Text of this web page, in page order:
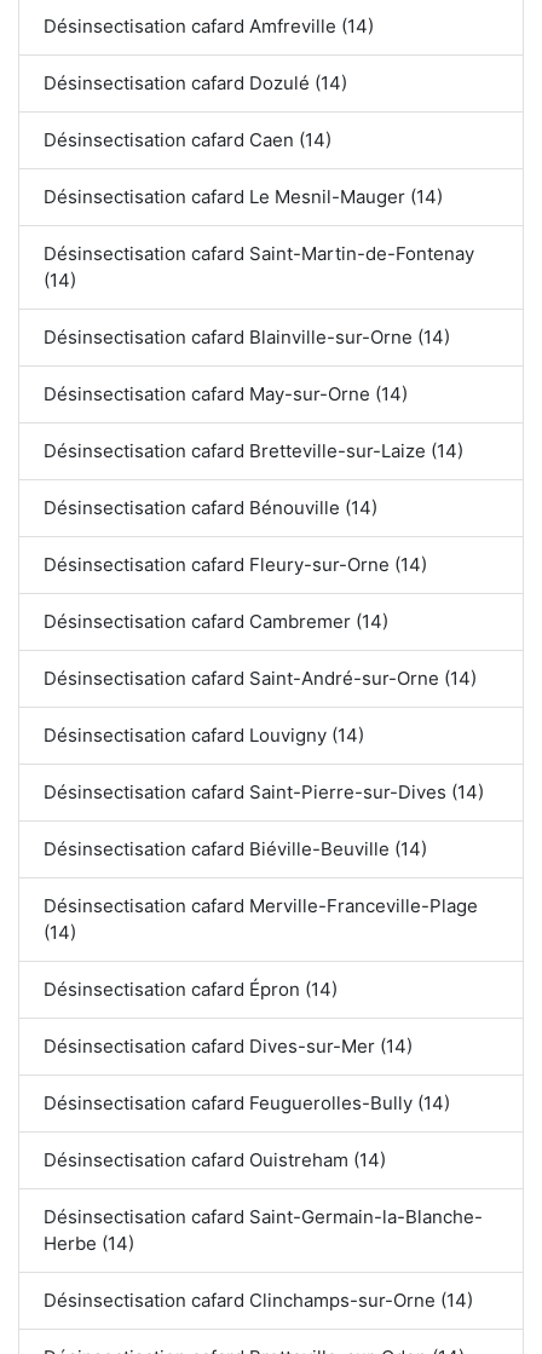
Désinsectisation cafard Amfreville (14)
Désinsectisation cafard Dozulé (14)
Désinsectisation cafard Caen (14)
Désinsectisation cafard Le Mesnil-Mauger (14)
Désinsectisation cafard Saint-Martin-de-Fontenay
(14)
Désinsectisation cafard Blainville-sur-Orne (14)
Désinsectisation cafard May-sur-Orne (14)
Désinsectisation cafard Bretteville-sur-Laize (14)
Désinsectisation cafard Bénouville (14)
Désinsectisation cafard Fleury-sur-Orne (14)
Désinsectisation cafard Cambremer (14)
Désinsectisation cafard Saint-André-sur-Orne (14)
Désinsectisation cafard Louvigny (14)
Désinsectisation cafard Saint-Pierre-sur-Dives (14)
Désinsectisation cafard Biéville-Beuville (14)
Désinsectisation cafard Merville-Franceville-Plage
(14)
Désinsectisation cafard Épron (14)
Désinsectisation cafard Dives-sur-Mer (14)
Désinsectisation cafard Feuguerolles-Bully (14)
Désinsectisation cafard Ouistreham (14)
Désinsectisation cafard Saint-Germain-la-Blanche-
Herbe (14)
Désinsectisation cafard Clinchamps-sur-Orne (14)